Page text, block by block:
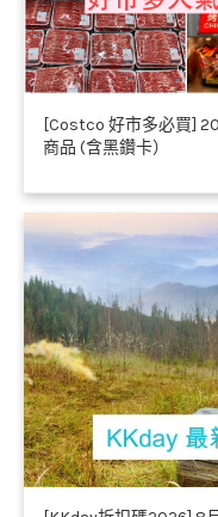
[Costco 好市多必買]
商品 (含黑鑽卡）